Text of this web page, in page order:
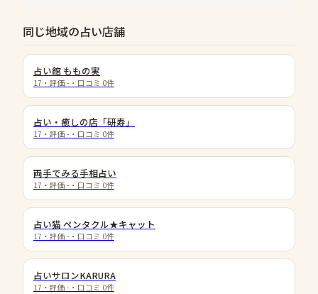
同じ地域の占い店舗
占い館 ももの実
17 ・評価 - ・口コミ 0件
占い・癒しの店「研寿」
17 ・評価 - ・口コミ 0件
両手でみる手相占い
17 ・評価 - ・口コミ 0件
占い猫 ペンタクル★キャット
17 ・評価 - ・口コミ 0件
占いサロンKARURA
17 ・評価 - ・口コミ 0件